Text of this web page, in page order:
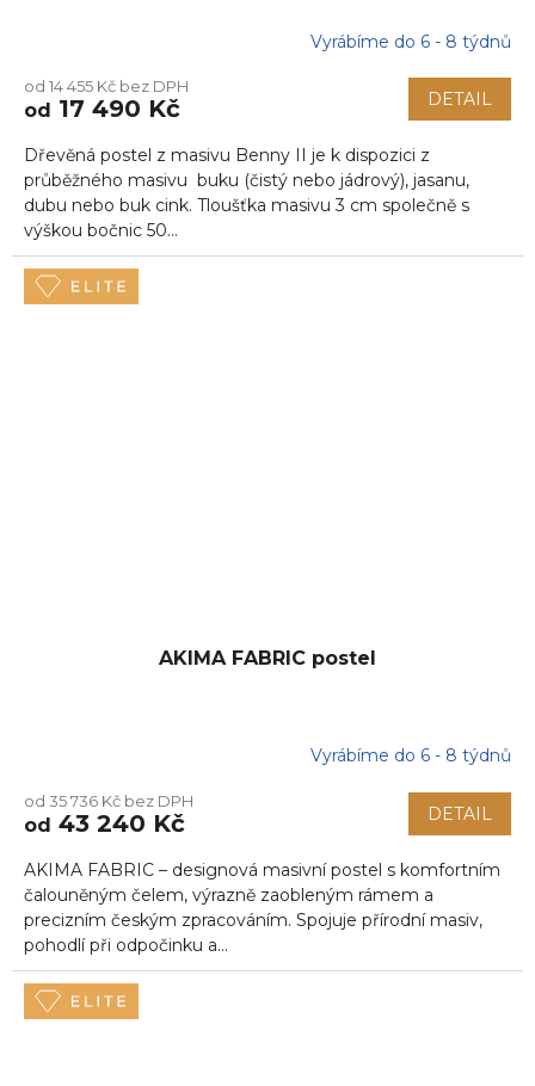
Vyrábíme do 6 - 8 týdnů
od 14 455 Kč bez DPH
od 17 490 Kč DETAIL
Dřevěná postel z masivu Benny II je k dispozici z
průběžného masivu buku (čistý nebo jádrový), jasanu,
dubu nebo buk cink. Tloušťka masivu 3 cm společně s
výškou bočnic 50...
AKIMA FABRIC postel
Vyrábíme do 6 - 8 týdnů
od 35 736 Kč bez DPH
od 43 240 Kč DETAIL
AKIMA FABRIC – designová masivní postel s komfortním
čalouněným čelem, výrazně zaobleným rámem a
precizním českým zpracováním. Spojuje přírodní masiv,
pohodlí při odpočinku a...